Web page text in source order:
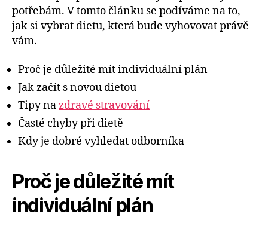
potřebám. V tomto článku se podíváme na to,
jak si vybrat dietu, která bude vyhovovat právě
vám.
Proč je důležité mít individuální plán
Jak začít s novou dietou
Tipy nazdravé stravování
Časté chyby při dietě
Kdy je dobré vyhledat odborníka
Proč je důležité mít
individuální plán